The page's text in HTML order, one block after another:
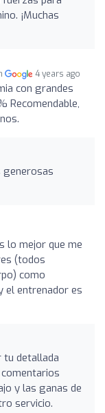
¡Muchas
4 years ago
con grandes
Recomendable,
generosas
lo mejor que me
(todos
como
el entrenador es
tu detallada
y las ganas de
servicio.